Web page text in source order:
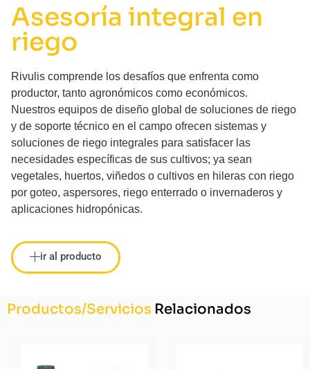
Asesoría integral en
riego
Rivulis comprende los desafíos que enfrenta como
productor, tanto agronómicos como económicos.
Nuestros equipos de diseño global de soluciones de riego
y de soporte técnico en el campo ofrecen sistemas y
soluciones de riego integrales para satisfacer las
necesidades específicas de sus cultivos; ya sean
vegetales, huertos, viñedos o cultivos en hileras con riego
por goteo, aspersores, riego enterrado o invernaderos y
aplicaciones hidropónicas.
ir al producto
Productos/Servicios Relacionados